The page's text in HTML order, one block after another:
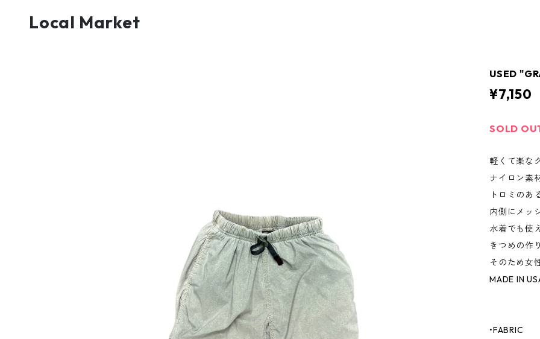
Local Market
USED
¥7,150
SOLD
軽くて楽な
ナイロン素
トロミのあ
内側にメッ
水着でも使
きつめの作
そのため女
MADE IN
•FABRIC